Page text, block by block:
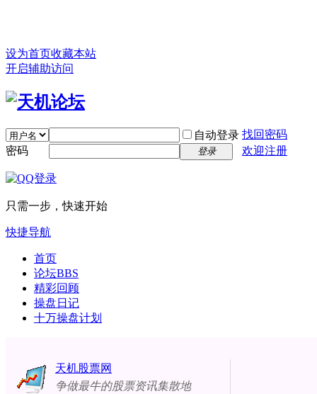
设为首页收藏本站
开启辅助访问
自动登录 找回密码
密码
登录 欢迎注册
只需一步，快速开始
快捷导航
首页
论坛BBS
精彩回顾
操盘日记
十万操盘计划
天机股票网
争做最牛的股票资讯集散地